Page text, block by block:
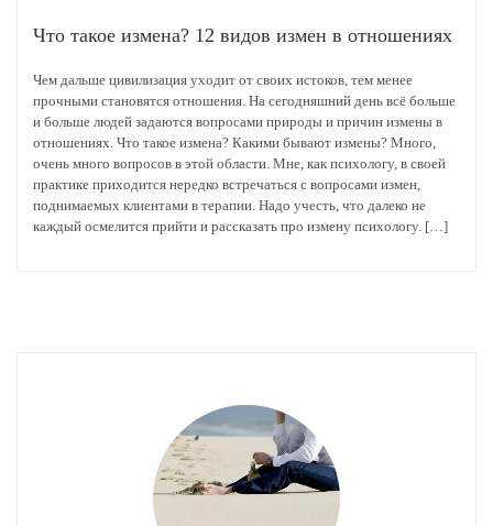
Что такое измена? 12 видов измен в отношениях
Чем дальше цивилизация уходит от своих истоков, тем менее
прочными становятся отношения. На сегодняшний день всё больше
и больше людей задаются вопросами природы и причин измены в
отношениях. Что такое измена? Какими бывают измены? Много,
очень много вопросов в этой области. Мне, как психологу, в своей
практике приходится нередко встречаться с вопросами измен,
поднимаемых клиентами в терапии. Надо учесть, что далеко не
каждый осмелится прийти и рассказать про измену психологу. […]